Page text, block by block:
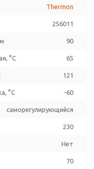
Thermon
256011
90
°C 65
121
°C -60
саморегулирующийся
230
Нет
70